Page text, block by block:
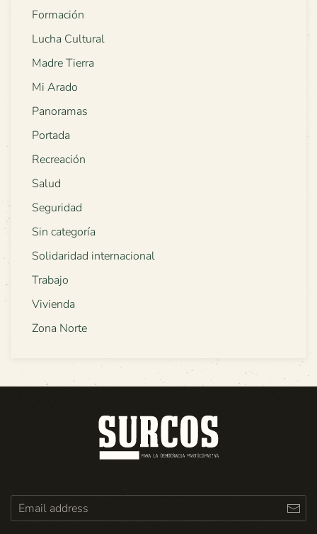
Formación
Lucha Cultural
Madre Tierra
Mi Arado
Panoramas
Portada
Recreación
Salud
Seguridad
Sin categoría
Solidaridad internacional
Trabajo
Vivienda
Zona Norte